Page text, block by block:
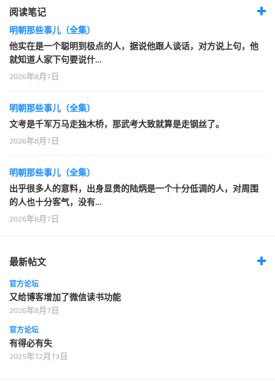
阅读笔记
明朝那些事儿（全集）
他实在是一个聪明到极点的人，据说他跟人谈话，对方说上句，他
就知道人家下句要说什…
2026年8月7日
明朝那些事儿（全集）
文考是千军万马走独木桥，那武考大致就算是走钢丝了。
2026年8月7日
明朝那些事儿（全集）
出乎很多人的意料，出身显贵的陆炳是一个十分低调的人，对周围
的人也十分客气，没有…
2026年8月7日
最新帖文
官方论坛
又给博客增加了微信读书功能
2026年8月7日
官方论坛
有得必有失
2025年12月13日